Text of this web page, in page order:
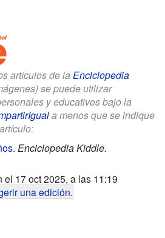
artículos de la Enciclopedia
se puede utilizar
y educativos bajo la
a menos que se indique
. Enciclopedia Kiddle.
el 17 oct 2025, a las 11:19
una edición.